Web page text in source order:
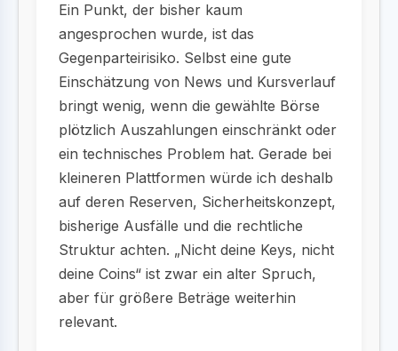
Ein Punkt, der bisher kaum
angesprochen wurde, ist das
Gegenparteirisiko. Selbst eine gute
Einschätzung von News und Kursverlauf
bringt wenig, wenn die gewählte Börse
plötzlich Auszahlungen einschränkt oder
ein technisches Problem hat. Gerade bei
kleineren Plattformen würde ich deshalb
auf deren Reserven, Sicherheitskonzept,
bisherige Ausfälle und die rechtliche
Struktur achten. „Nicht deine Keys, nicht
deine Coins“ ist zwar ein alter Spruch,
aber für größere Beträge weiterhin
relevant.